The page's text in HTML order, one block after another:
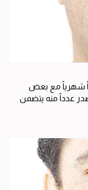
شهرياً مع بعض
عدداً منه يتضمن